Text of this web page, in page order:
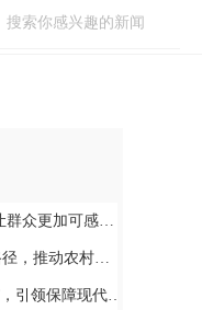
更加可感可及
安全饮水提质升级
障现代化建设新征程